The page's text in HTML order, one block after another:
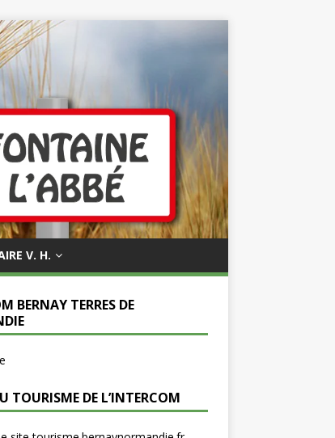
V. H.
BERNAY TERRES DE
TOURISME DE L’INTERCOM